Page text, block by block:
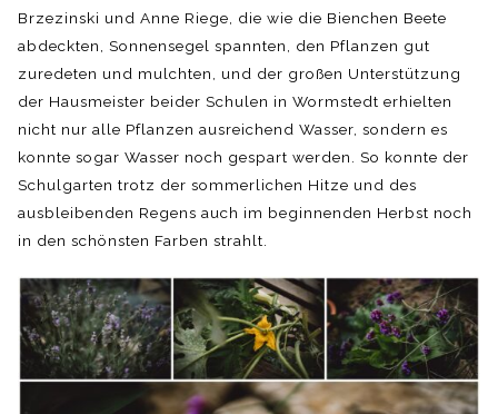
Brzezinski und Anne Riege, die wie die Bienchen Beete
abdeckten, Sonnensegel spannten, den Pflanzen gut
zuredeten und mulchten, und der großen Unterstützung
der Hausmeister beider Schulen in Wormstedt erhielten
nicht nur alle Pflanzen ausreichend Wasser, sondern es
konnte sogar Wasser noch gespart werden. So konnte der
Schulgarten trotz der sommerlichen Hitze und des
ausbleibenden Regens auch im beginnenden Herbst noch
in den schönsten Farben strahlt.